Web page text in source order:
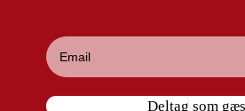
Deltag som